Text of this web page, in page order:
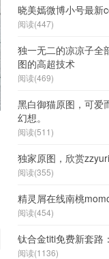
晓美嫣微博小号最新
阅读(447)
独一无二的凉凉子全
图的高超技术
阅读(469)
黑白御猫原图，可爱
幻想。
阅读(511)
独家原图，欣赏
阅读(355)
精灵屑在线南桃
阅读(454)
钛合金titi免费新套路
阅读(1136)